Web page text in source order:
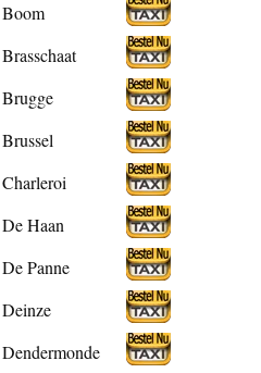
Boom
Brasschaat
Brugge
Brussel
Charleroi
De Haan
De Panne
Deinze
Dendermonde